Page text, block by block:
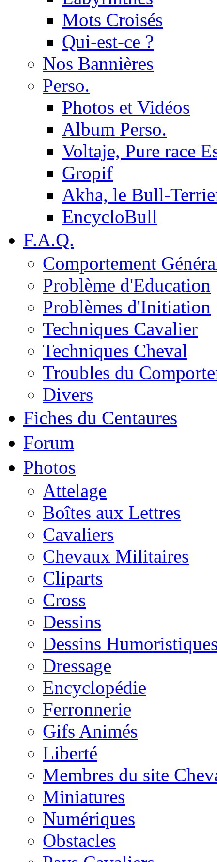
Mots Croisés
Qui-est-ce ?
Nos Bannières
Perso.
Photos et Vidéos
Album Perso.
Voltaje, Pure race
Gropif
Akha, le Bull-
EncycloBull
F.A.Q.
Comportement
Problème d'Education
Problèmes d'Initiation
Techniques Cavalier
Techniques Cheval
Troubles du
Divers
Fiches du Centaures
Forum
Photos
Attelage
Boîtes aux Lettres
Cavaliers
Chevaux Militaires
Cliparts
Cross
Dessins
Dessins
Dressage
Encyclopédie
Ferronnerie
Gifs Animés
Liberté
Membres du site
Miniatures
Numériques
Obstacles